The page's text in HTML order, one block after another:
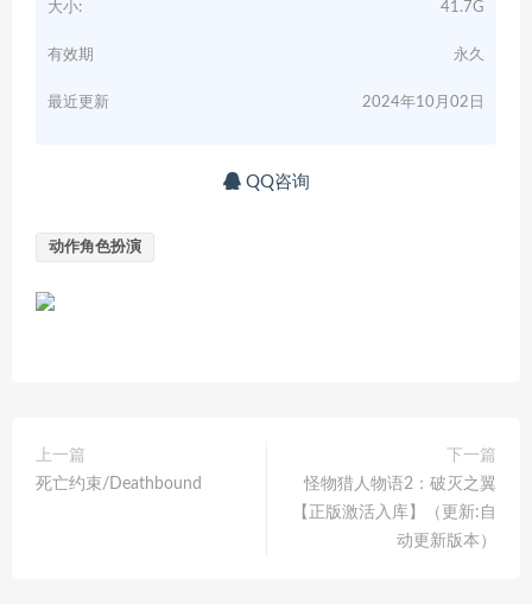
大小: 41.7G
有效期 永久
最近更新 2024年10月02日
QQ咨询
动作角色扮演
上一篇
死亡约束/Deathbound
下一篇
怪物猎人物语2：破灭之翼
【正版激活入库】（更新:自
动更新版本）